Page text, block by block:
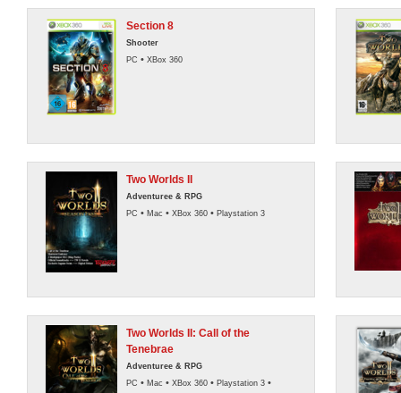
Section 8
Shooter
PC • XBox 360
Two Worlds II
Adventuree & RPG
PC • Mac • XBox 360 • Playstation 3
Two Worlds II: Call of the
Tenebrae
Adventuree & RPG
PC • Mac • XBox 360 • Playstation 3 •